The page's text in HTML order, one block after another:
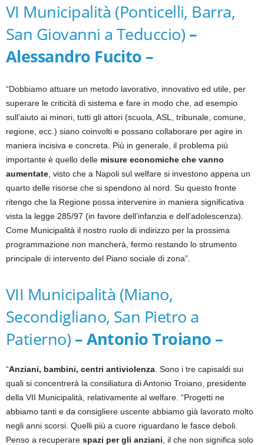
VI Municipalità (Ponticelli, Barra,
San Giovanni a Teduccio) –
Alessandro Fucito –
“Dobbiamo attuare un metodo lavorativo, innovativo ed utile, per
superare le criticità di sistema e fare in modo che, ad esempio
sull’aiuto ai minori, tutti gli attori (scuola, ASL, tribunale, comune,
regione, ecc.) siano coinvolti e possano collaborare per agire in
maniera incisiva e concreta. Più in generale, il problema più
importante è quello delle misure economiche che vanno
aumentate , visto che a Napoli sul welfare si investono appena un
quarto delle risorse che si spendono al nord. Su questo fronte
ritengo che la Regione possa intervenire in maniera significativa
vista la legge 285/97 (in favore dell’infanzia e dell’adolescenza).
Come Municipalità il nostro ruolo di indirizzo per la prossima
programmazione non mancherà, fermo restando lo strumento
principale di intervento del Piano sociale di zona”.
VII Municipalità (Miano,
Secondigliano, San Pietro a
Patierno) – Antonio Troiano –
“Anziani, bambini, centri antiviolenza . Sono i tre capisaldi sui
quali si concentrerà la consiliatura di Antonio Troiano, presidente
della VII Municipalità, relativamente al welfare. “Progetti ne
abbiamo tanti e da consigliere uscente abbiamo già lavorato molto
negli anni scorsi. Quelli più a cuore riguardano le fasce deboli.
Penso a recuperare spazi per gli anziani , il che non significa solo